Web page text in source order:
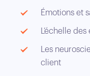
Émotions et
L’échelle
Les
client